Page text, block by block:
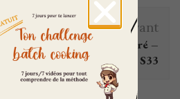
Article suivant
Batch cooking sucré –
Aout S33